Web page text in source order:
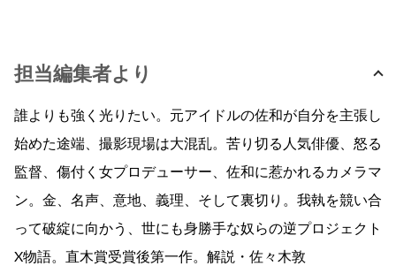
担当編集者より
誰よりも強く光りたい。元アイドルの佐和が自分を主張し
始めた途端、撮影現場は大混乱。苦り切る人気俳優、怒る
監督、傷付く女プロデューサー、佐和に惹かれるカメラマ
ン。金、名声、意地、義理、そして裏切り。我執を競い合
って破綻に向かう、世にも身勝手な奴らの逆プロジェクト
X物語。直木賞受賞後第一作。解説・佐々木敦